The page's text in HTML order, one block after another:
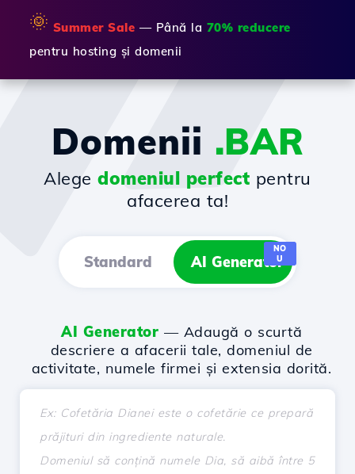
🌞 Summer Sale — Până la 70% reducere
pentru hosting și domenii
Domenii .BAR
Alegedomeniul perfect pentru
afacerea ta!
Standard AI Generator
NO
U
AI Generator — Adaugă o scurtă
descriere a afacerii tale, domeniul de
activitate, numele firmei și extensia dorită.